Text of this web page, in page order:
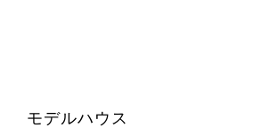
モデルハウス